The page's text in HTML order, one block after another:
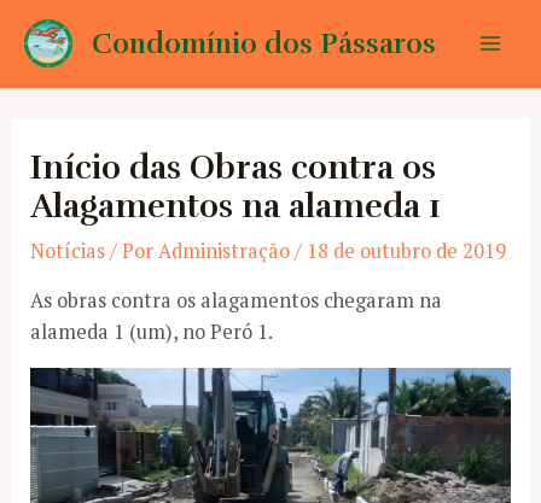
para
Condomínio dos Pássaros
Início das Obras contra os
Alagamentos na alameda 1
Notícias/ PorAdministração/ 18 de outubro de 2019
As obras contra os alagamentos chegaram na
alameda 1 (um), no Peró 1.